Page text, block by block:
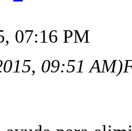
07:16 PM
09:51 AM)